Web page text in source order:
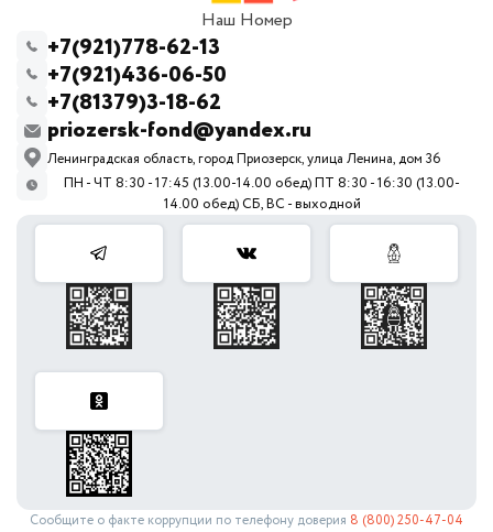
Наш Номер
+7(921)778-62-13
+7(921)436-06-50
+7(81379)3-18-62
priozersk-fond@yandex.ru
Ленинградская область, город Приозерск, улица Ленина, дом 36
ПН - ЧТ 8:30 - 17:45 (13.00-14.00 обед) ПТ 8:30 - 16:30 (13.00-
14.00 обед) СБ, ВС - выходной
Сообщите о факте коррупции по телефону доверия 8 (800) 250-47-04